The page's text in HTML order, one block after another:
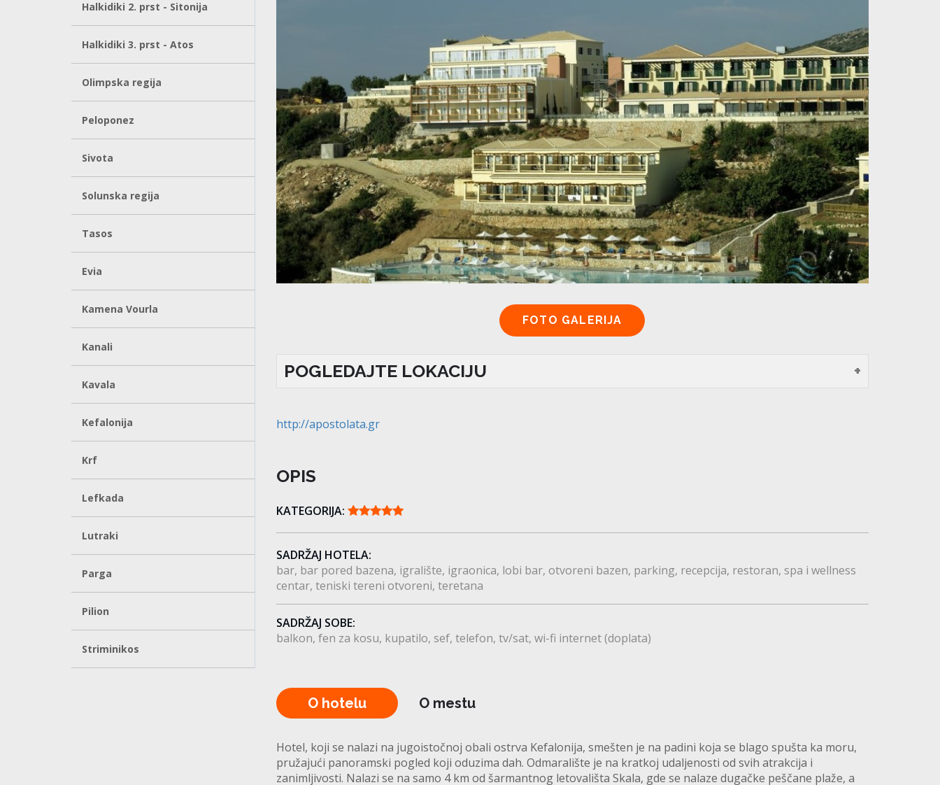
Halkidiki 2. prst - Sitonija
Halkidiki 3. prst - Atos
Olimpska regija
Peloponez
Sivota
Solunska regija
Tasos
Evia
Kamena Vourla
Kanali
Kavala
Kefalonija
Krf
Lefkada
Lutraki
Parga
Pilion
Striminikos
POGLEDAJTE LOKACIJU
http://apostolata.gr
OPIS
KATEGORIJA:
SADRŽAJ HOTELA:
bar bar pored bazena igralište igraonica lobi bar otvoreni bazen parking recepcija restoran spa i wellness
centar teniski tereni otvoreni teretana
SADRŽAJ SOBE:
balkon fen za kosu kupatilo sef telefon tv/sat wi-fi internet (doplata)
O hotelu O mestu
Hotel, koji se nalazi na jugoistočnoj obali ostrva Kefalonija, smešten je na padini koja se blago spušta ka moru,
pružajući panoramski pogled koji oduzima dah. Odmaralište je na kratkoj udaljenosti od svih atrakcija i
zanimljivosti. Nalazi se na samo 4 km od šarmantnog letovališta Skala, gde se nalaze dugačke peščane plaže, a